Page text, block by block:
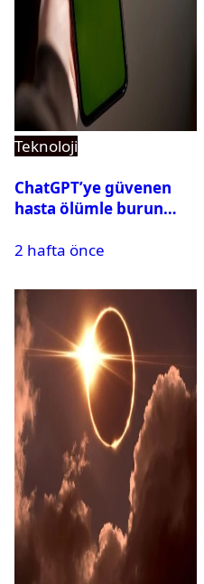
Teknoloji
ChatGPT’ye güvenen
hasta ölümle burun
davalık oldu
2 hafta önce